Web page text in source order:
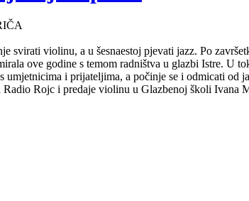
svirati violinu, a u šesnaestoj pjevati jazz. Po
ove godine s temom radništva u glazbi Istre. U
i prijateljima, a počinje se i odmicati od
Rojc i predaje violinu u Glazbenoj školi Ivana